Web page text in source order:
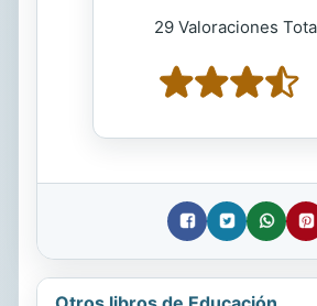
29 Valoraciones